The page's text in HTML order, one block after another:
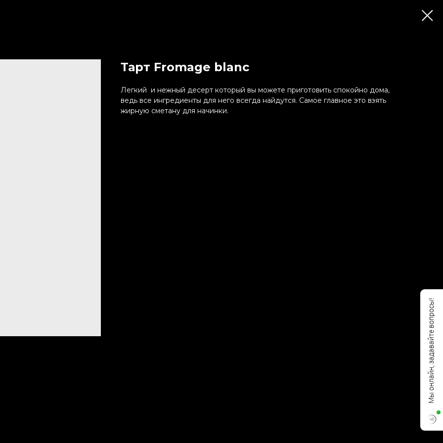
Тарт Fromage blanc
Легкий и нежный десерт который вы можете приготовить спокойно дома,
ведь все ингредиенты для него всегда найдутся. Самое главное это взять
жирную сметану для начинки.
Мы онлайн, задавайте вопросы!